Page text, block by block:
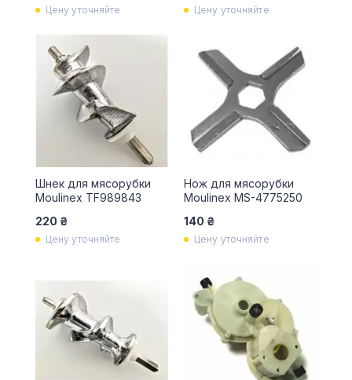
Цену уточняйте Цену уточняйте
Шнек для мясорубки
Moulinex TF989843
220 ₴
Цену уточняйте
Нож для мясорубки
Moulinex MS-4775250
140 ₴
Цену уточняйте